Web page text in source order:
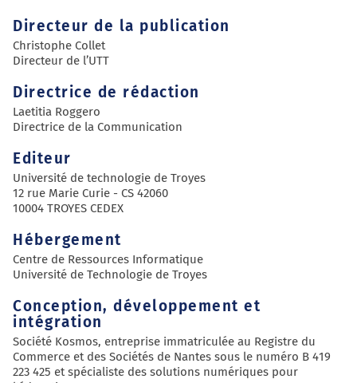
Directeur de la publication
Christophe Collet
Directeur de l’UTT
Directrice de rédaction
Laetitia Roggero
Directrice de la Communication
Editeur
Université de technologie de Troyes
12 rue Marie Curie - CS 42060
10004 TROYES CEDEX
Hébergement
Centre de Ressources Informatique
Université de Technologie de Troyes
Conception, développement et
intégration
Société Kosmos, entreprise immatriculée au Registre du
Commerce et des Sociétés de Nantes sous le numéro B 419
223 425 et spécialiste des solutions numériques pour